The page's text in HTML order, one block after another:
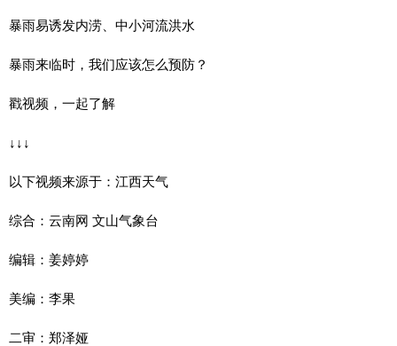
暴雨易诱发内涝、中小河流洪水
暴雨来临时，我们应该怎么预防？
戳视频，一起了解
↓↓↓
以下视频来源于：江西天气
综合：云南网 文山气象台
编辑：姜婷婷
美编：李果
二审：郑泽娅